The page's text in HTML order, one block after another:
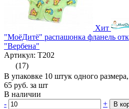
Хит
"МоёДитё" распашонка фланель
"Вербена"
Артикул: Т202
(17)
В упаковке 10 штук одного размера,
65 руб. за шт
В наличии
-
+ В